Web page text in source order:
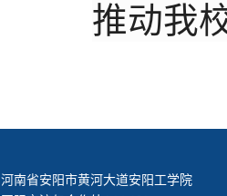
推动我
河南省安阳市黄河大道安阳工学院